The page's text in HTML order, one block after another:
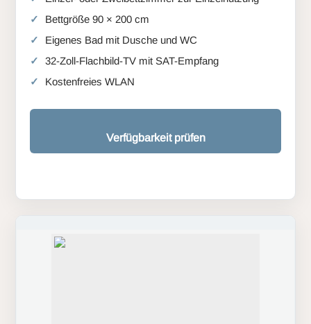
Bettgröße 90 × 200 cm
Eigenes Bad mit Dusche und WC
32-Zoll-Flachbild-TV mit SAT-Empfang
Kostenfreies WLAN
Verfügbarkeit prüfen